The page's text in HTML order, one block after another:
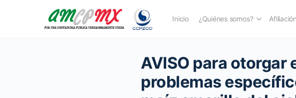
Inicio ¿Quiénes somos? Afiliación
AVISO para otorgar
problemas